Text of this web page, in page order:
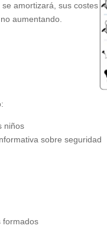
amortizará, sus costes
aumentando.
niños
sobre seguridad
formados